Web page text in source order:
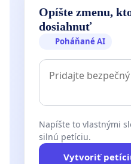
Opíšte zmenu,
dosiahnuť
Poháňané AI
Napíšte to vlastnými
silnú petíciu.
Vytvoriť